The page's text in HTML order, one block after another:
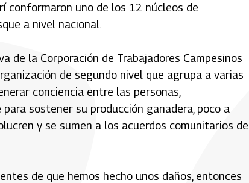
conformaron uno de los 12 núcleos de
a nivel nacional.
de la Corporación de Trabajadores Campesinos
de segundo nivel que agrupa a varias
conciencia entre las personas,
sostener su producción ganadera, poco a
y se sumen a los acuerdos comunitarios de
de que hemos hecho unos daños, entonces